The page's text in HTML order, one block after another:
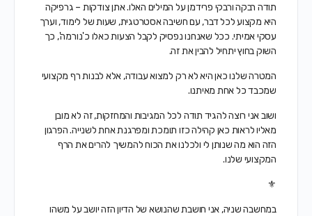
תודה רבקה ורבקי פרידמן על המילים האלו. אתן צודקות – גרפיקה
היא מקצוע לכל דבר, עם חשיבה אסטרטגית, שעות של לימוד, וערך
עסקי אמיתי. ככל שאנחנו נפסיק לקבל הצעות כאלו כ'נורמה', כך
השוק בחוץ יתחיל להבין את זה.
המטרה שלנו כאן היא לא רק למצוא עבודה, אלא לבנות רף מקצועי
שמכבד כל אחת מאיתנו.
ושוב אני רוצה להגיד תודה לכל המגיבות והמחזקות, זה לא מובן
מאליו לראות כאן קהילה כזו תומכת ומפרגנת אחת לשנייה. הפרגון
הזה הוא מה שנותן לי ולכלנו את הכוח להמשיך להרים את הרף
המקצועי שלנו.
⚜
במחשבה שניה, אני חושבת שהנושא של הדיון הזה יושב על משהו